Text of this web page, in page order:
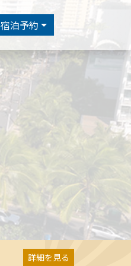
宿泊予約
詳細を見る